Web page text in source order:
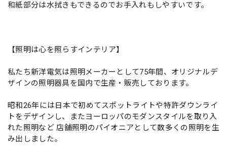
和紙部分は水拭きもできるのでお手入れもしやすいです。
【照明は心を照らすインテリア】
私たち新洋電気は照明メーカーとして75年間、オリジナルデ
ザインの照明器具を国内で生産・販売しております。
昭和26年には日本で初めてスポットライトや特許ダウンライ
トをデザインし、またヨーロッパのモダンスタイルを取り入
れた照明など 店舗照明のパイオニアとして数多くの照明を生
み出しました。